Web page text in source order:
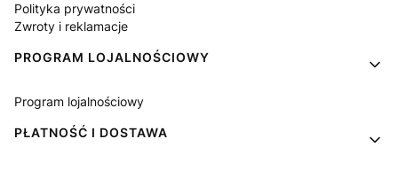
Polityka prywatności
Zwroty i reklamacje
PROGRAM LOJALNOŚCIOWY
Program lojalnościowy
PŁATNOŚĆ I DOSTAWA